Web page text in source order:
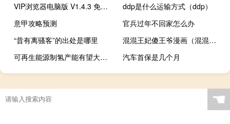
VIP浏览器电脑版 V1.4.3 免费版（VIP浏览器电脑版 V1.4.3 免费版功能简介）
ddp是什么运输方式（ddp）
意甲攻略预测
官兵过年不回家怎么办
“昔有离骚客”的出处是哪里
混混王妃傻王爷漫画（混混王妃傻王爷）
可再生能源制氢产能有望大幅跃升
汽车首保是几个月
☚